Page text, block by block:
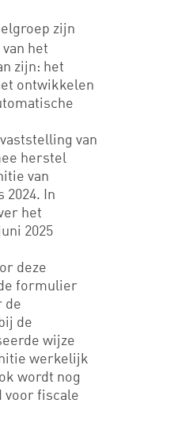
zijn
het
zijn: het
ontwikkelen
van
herstel
van
In
het
2025
deze
formulier
de
de
wijze
werkelijk
wordt nog
voor fiscale